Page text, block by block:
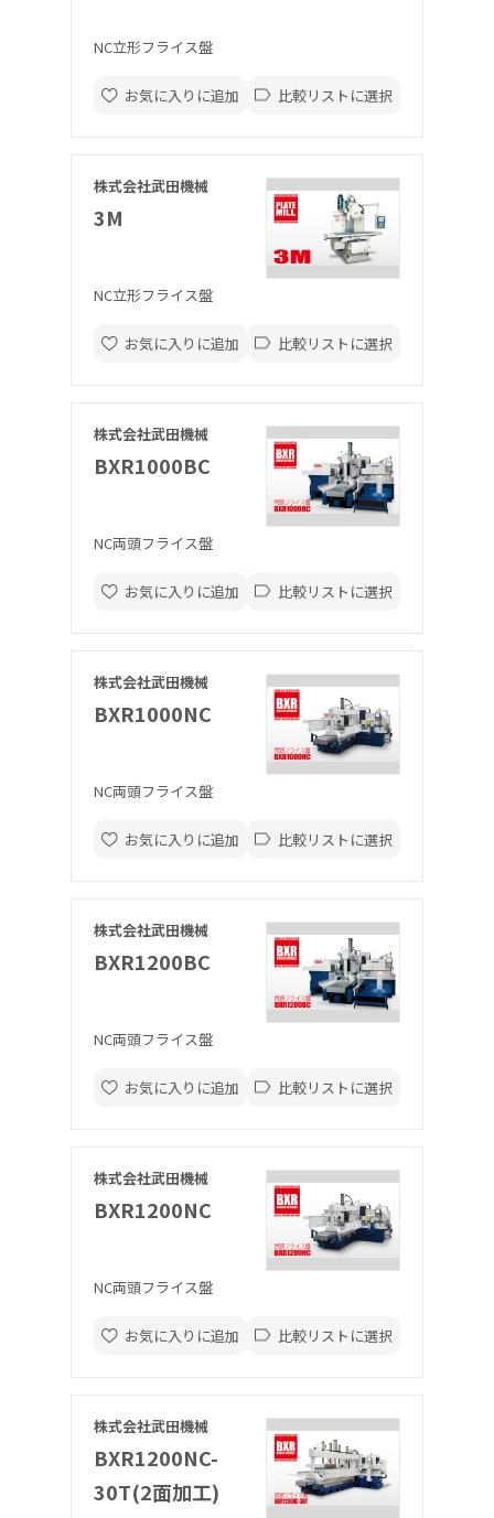
NC立形フライス盤
お気に入りに追加 比較リストに選択
株式会社武田機械
3M
NC立形フライス盤
お気に入りに追加 比較リストに選択
株式会社武田機械
BXR1000BC
NC両頭フライス盤
お気に入りに追加 比較リストに選択
株式会社武田機械
BXR1000NC
NC両頭フライス盤
お気に入りに追加 比較リストに選択
株式会社武田機械
BXR1200BC
NC両頭フライス盤
お気に入りに追加 比較リストに選択
株式会社武田機械
BXR1200NC
NC両頭フライス盤
お気に入りに追加 比較リストに選択
株式会社武田機械
BXR1200NC-
30T(2面加工)